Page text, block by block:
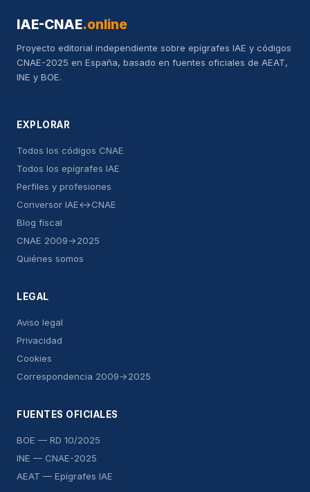
IAE-CNAE.online
Proyecto editorial independiente sobre epígrafes IAE y códigos
CNAE-2025 en España, basado en fuentes oficiales de AEAT,
INE y BOE.
EXPLORAR
Todos los códigos CNAE
Todos los epígrafes IAE
Perfiles y profesiones
Conversor IAE↔CNAE
Blog fiscal
CNAE 2009→2025
Quiénes somos
LEGAL
Aviso legal
Privacidad
Cookies
Correspondencia 2009→2025
FUENTES OFICIALES
BOE — RD 10/2025
INE — CNAE-2025
AEAT — Epígrafes IAE